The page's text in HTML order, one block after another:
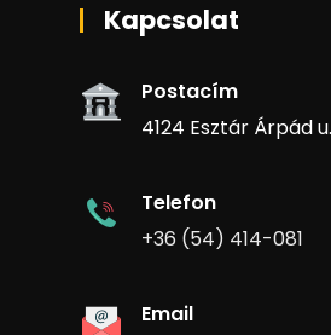
Kapcsolat
Postacím
4124 Esztár Árpád u.
Telefon
+36 (54) 414-081
Email